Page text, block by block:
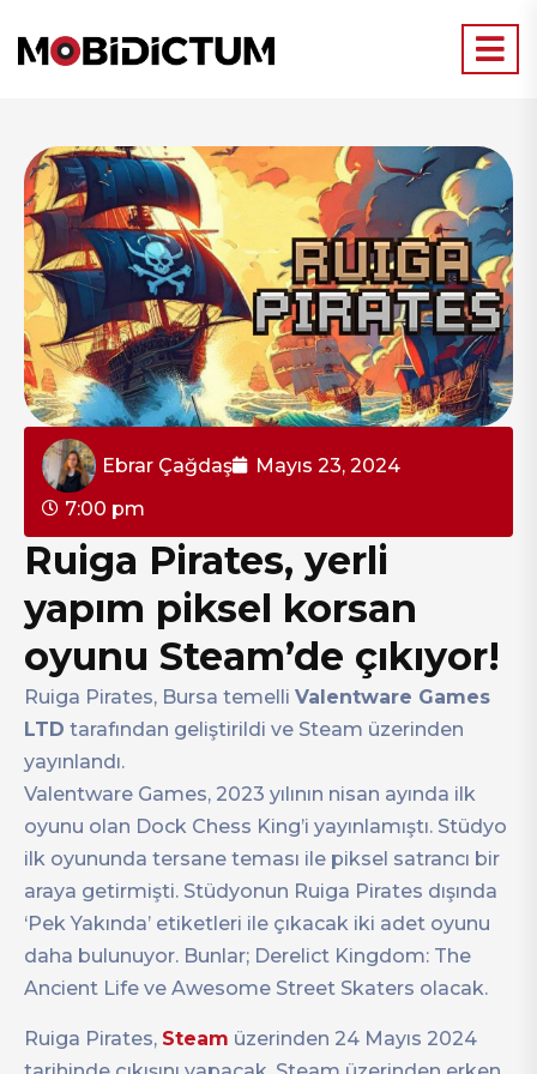
Ebrar Çağdaş
Mayıs 23, 2024
7:00 pm
Ruiga Pirates, yerli
yapım piksel korsan
oyunu Steam’de çıkıyor!
Ruiga Pirates, Bursa temelli Valentware Games
LTD tarafından geliştirildi ve Steam üzerinden
yayınlandı.
Valentware Games, 2023 yılının nisan ayında ilk
oyunu olan Dock Chess King’i yayınlamıştı. Stüdyo
ilk oyununda tersane teması ile piksel satrancı bir
araya getirmişti. Stüdyonun Ruiga Pirates dışında
‘Pek Yakında’ etiketleri ile çıkacak iki adet oyunu
daha bulunuyor. Bunlar; Derelict Kingdom: The
Ancient Life ve Awesome Street Skaters olacak.
Ruiga Pirates, Steam üzerinden 24 Mayıs 2024